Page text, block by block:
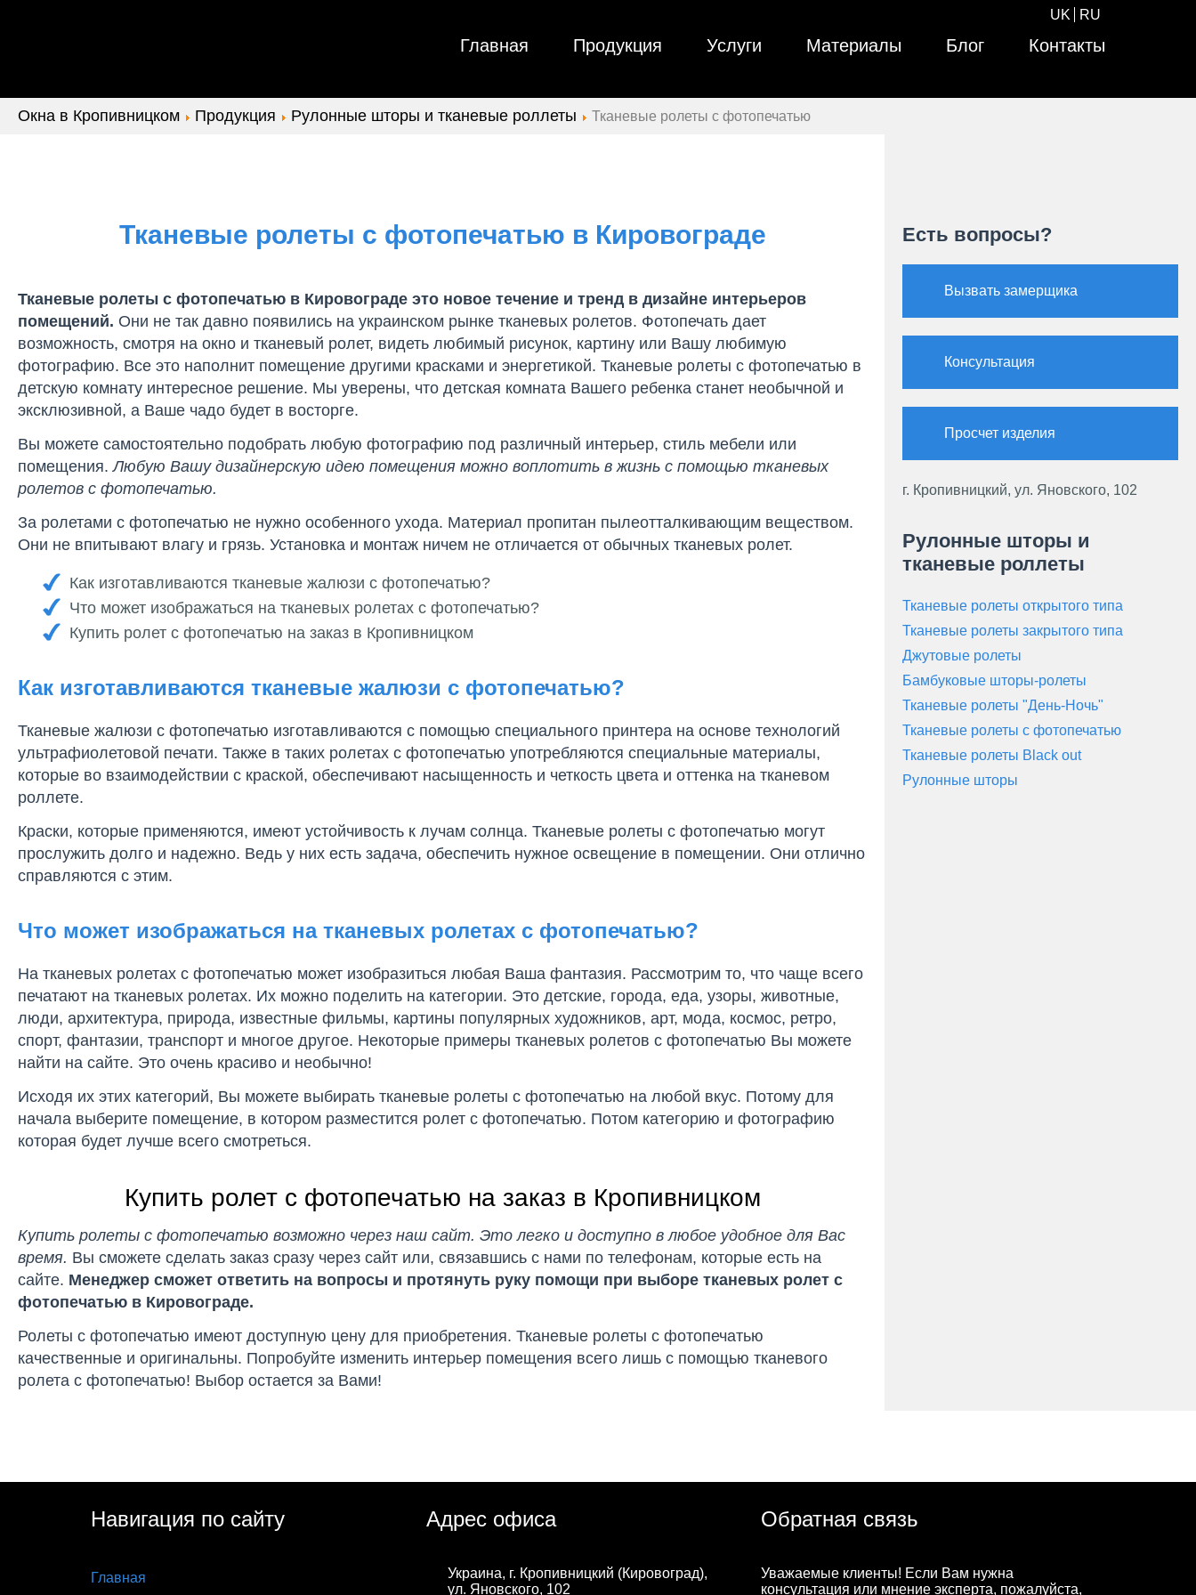
UK RU
Главная Продукция Услуги Материалы Блог Контакты
Окна в Кропивницком Продукция Рулонные шторы и тканевые роллеты Тканевые ролеты с фотопечатью
Тканевые ролеты с фотопечатью в Кировограде
Тканевые ролеты с фотопечатью в Кировограде это новое течение и тренд в дизайне интерьеров
помещений. Они не так давно появились на украинском рынке тканевых ролетов. Фотопечать дает
возможность, смотря на окно и тканевый ролет, видеть любимый рисунок, картину или Вашу любимую
фотографию. Все это наполнит помещение другими красками и энергетикой. Тканевые ролеты с фотопечатью в
детскую комнату интересное решение. Мы уверены, что детская комната Вашего ребенка станет необычной и
эксклюзивной, а Ваше чадо будет в восторге.
Вы можете самостоятельно подобрать любую фотографию под различный интерьер, стиль мебели или
помещения.Любую Вашу дизайнерскую идею помещения можно воплотить в жизнь с помощью тканевых
ролетов с фотопечатью.
За ролетами с фотопечатью не нужно особенного ухода. Материал пропитан пылеотталкивающим веществом.
Они не впитывают влагу и грязь. Установка и монтаж ничем не отличается от обычных тканевых ролет.
Как изготавливаются тканевые жалюзи с фотопечатью?
Что может изображаться на тканевых ролетах с фотопечатью?
Купить ролет с фотопечатью на заказ в Кропивницком
Как изготавливаются тканевые жалюзи с фотопечатью?
Тканевые жалюзи с фотопечатью изготавливаются с помощью специального принтера на основе технологий
ультрафиолетовой печати. Также в таких ролетах с фотопечатью употребляются специальные материалы,
которые во взаимодействии с краской, обеспечивают насыщенность и четкость цвета и оттенка на тканевом
роллете.
Краски, которые применяются, имеют устойчивость к лучам солнца. Тканевые ролеты с фотопечатью могут
прослужить долго и надежно. Ведь у них есть задача, обеспечить нужное освещение в помещении. Они отлично
справляются с этим.
Что может изображаться на тканевых ролетах с фотопечатью?
На тканевых ролетах с фотопечатью может изобразиться любая Ваша фантазия. Рассмотрим то, что чаще всего
печатают на тканевых ролетах. Их можно поделить на категории. Это детские, города, еда, узоры, животные,
люди, архитектура, природа, известные фильмы, картины популярных художников, арт, мода, космос, ретро,
спорт, фантазии, транспорт и многое другое. Некоторые примеры тканевых ролетов с фотопечатью Вы можете
найти на сайте. Это очень красиво и необычно!
Исходя их этих категорий, Вы можете выбирать тканевые ролеты с фотопечатью на любой вкус. Потому для
начала выберите помещение, в котором разместится ролет с фотопечатью. Потом категорию и фотографию
которая будет лучше всего смотреться.
Купить ролет с фотопечатью на заказ в Кропивницком
Купить ролеты с фотопечатью возможно через наш сайт. Это легко и доступно в любое удобное для Вас
время. Вы сможете сделать заказ сразу через сайт или, связавшись с нами по телефонам, которые есть на
сайте. Менеджер сможет ответить на вопросы и протянуть руку помощи при выборе тканевых ролет с
фотопечатью в Кировограде.
Ролеты с фотопечатью имеют доступную цену для приобретения. Тканевые ролеты с фотопечатью
качественные и оригинальны. Попробуйте изменить интерьер помещения всего лишь с помощью тканевого
ролета с фотопечатью! Выбор остается за Вами!
Есть вопросы?
Вызвать замерщика
Консультация
Просчет изделия
г. Кропивницкий, ул. Яновского, 102
Рулонные шторы и
тканевые роллеты
Тканевые ролеты открытого типа
Тканевые ролеты закрытого типа
Джутовые ролеты
Бамбуковые шторы-ролеты
Тканевые ролеты "День-Ночь"
Тканевые ролеты с фотопечатью
Тканевые ролеты Black out
Рулонные шторы
Навигация по сайту
Главная
Адрес офиса
Украина, г. Кропивницкий (Кировоград),
ул. Яновского, 102
Обратная связь
Уважаемые клиенты! Если Вам нужна
консультация или мнение эксперта, пожалуйста,